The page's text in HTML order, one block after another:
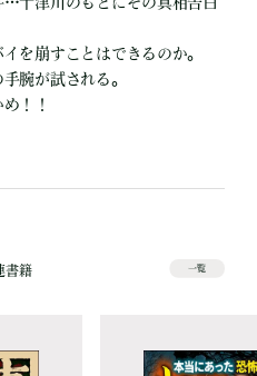
を崩すことはできるのか。
腕が試される。
！！
書籍 一覧